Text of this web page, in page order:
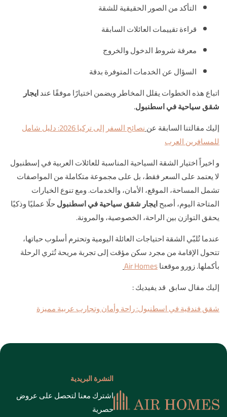
التأكد من الصور الحقيقية للشقة
قراءة تقييمات العائلات السابقة
معرفة شروط الدخول والخروج
السؤال عن الخدمات المتوفرة بدقة
اتباع هذه الخطوات يقلل المخاطر ويضمن اختيارًا موفقًا عندايجار
شقق سياحية في اسطنبول.
إليك مقالتنا السابقة عن
نصائح السفر إلى تركيا 2026: دليل شامل
للمسافرين العرب
و اخيراً اختيار الشقة السياحية المناسبة للعائلات العربية في إسطنبول
لا يعتمد على السعر فقط، بل على مجموعة متكاملة من المواصفات
تشمل المساحة، الموقع، الأمان، والخدمات. ومع تنوع الخيارات
المتاحة اليوم، أصبحايجار شقق سياحية في اسطنبولحلًا عمليًا وذكيًا
يحقق التوازن بين الراحة، الخصوصية، والمرونة.
عندما تُلبّي الشقة احتياجات العائلة اليومية وتحترم أسلوب حياتها،
تتحول الإقامة من مجرد سكن مؤقت إلى تجربة مريحة تُثري الرحلة
بأكملها. زورو موقعناAir Homes
إليك مقال سابق قد يفيديك :
شقق فندقية في اسطنبول: راحة وأمان وتجارب عربية مميزة
النشرة البريدية
اشترك معنا لتحصل على عروض
حصرية